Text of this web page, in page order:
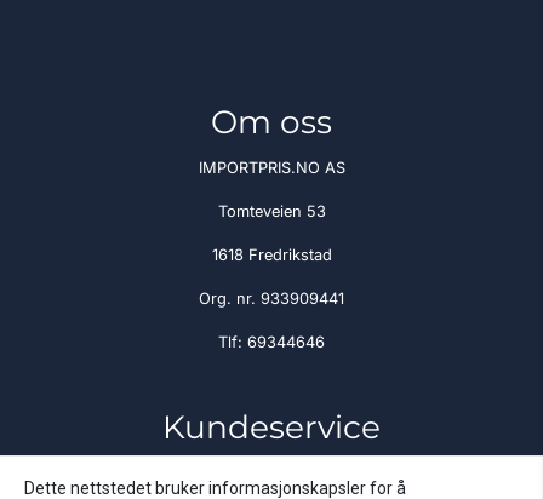
Om oss
IMPORTPRIS.NO AS
Tomteveien 53
1618 Fredrikstad
Org. nr. 933909441
Tlf: 69344646
Kundeservice
Om oss
Kontakt oss på epost
Dette nettstedet bruker informasjonskapsler for å